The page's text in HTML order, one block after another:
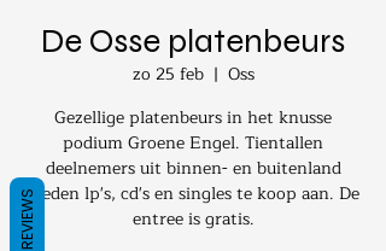
De Osse platenbeurs
zo 25 feb
  |
Oss
Gezellige platenbeurs in het knusse
podium Groene Engel. Tientallen
deelnemers uit binnen- en buitenland
bieden lp's, cd's en singles te koop aan. De
entree is gratis.
REVIEWS